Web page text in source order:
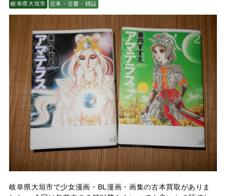
岐阜県大垣市 古本・古書・雑誌
岐阜県大垣市で少女漫画・BL漫画・画集の古本買取がありま